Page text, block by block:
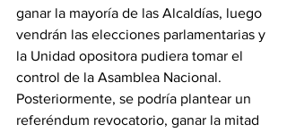
ganar la mayoría de las Alcaldías, luego
vendrán las elecciones parlamentarias y
la Unidad opositora pudiera tomar el
control de la Asamblea Nacional.
Posteriormente, se podría plantear un
referéndum revocatorio, ganar la mitad